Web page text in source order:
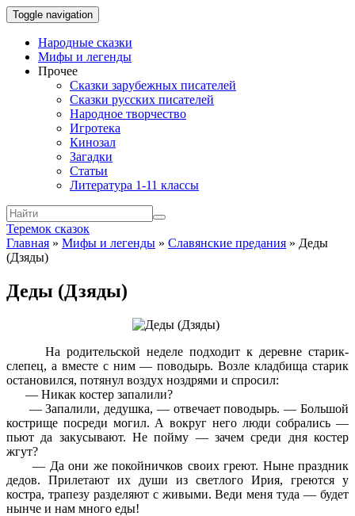
Toggle navigation
Народные сказки
Мифы и легенды
Прочее
Сказки зарубежных писателей
Сказки русских писателей
Народное творчество
Игротека
Кинозал
Загадки
Статьи
Литература 1-11 классы
Теремок сказок
Главная » Мифы и легенды » Славянские предания » Деды
(Дзяды)
Деды (Дзяды)
На родительской неделе подходит к деревне старик-
слепец, а вместе с ним — поводырь. Возле кладбища старик
остановился, потянул воздух ноздрями и спросил:
— Никак костер запалили?
— Запалили, дедушка, — отвечает поводырь. — Большой
кострище посреди могил. А вокруг него люди собрались —
пьют да закусывают. Не пойму — зачем среди дня костер
жгут?
— Да они же покойничков своих греют. Ныне праздник
дедов. Прилетают их души из светлого Ирия, греются у
костра, трапезу разделяют с живыми. Веди меня туда — будет
нынче и нам много еды!